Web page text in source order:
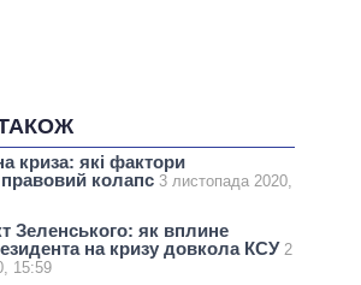
криза: які фактори
колапс 3 листопада 2020,
Зеленського: як вплине
на кризу довкола КСУ 2
15:59